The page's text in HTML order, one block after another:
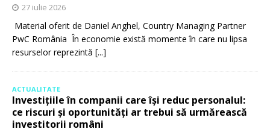
27 iulie 2026
Material oferit de Daniel Anghel, Country Managing Partner
PwC România În economie există momente în care nu lipsa
resurselor reprezintă [...]
ACTUALITATE
Investițiile în companii care își reduc personalul:
ce riscuri și oportunități ar trebui să urmărească
investitorii români